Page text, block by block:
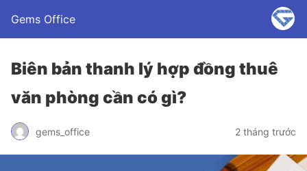
Gems Office
Biên bản thanh lý hợp đồng thuê
văn phòng cần có gì?
gems_office 2 tháng trước